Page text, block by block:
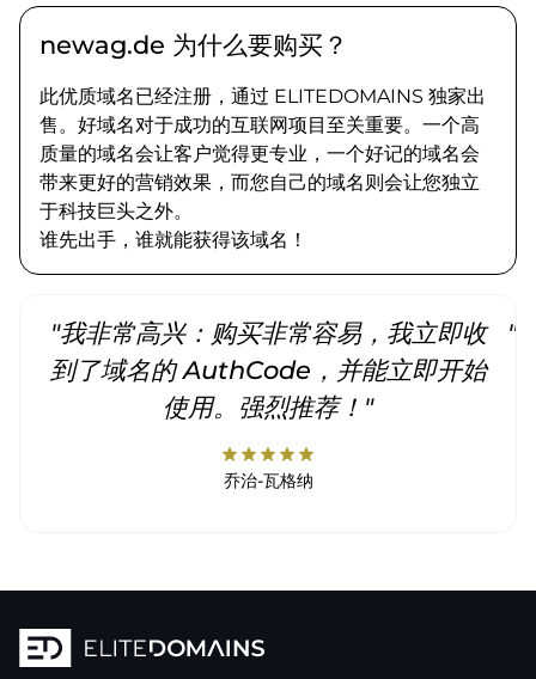
newag.de 为什么要购买？
此优质域名已经注册，通过 ELITEDOMAINS 独家出
售。好域名对于成功的互联网项目至关重要。一个高
质量的域名会让客户觉得更专业，一个好记的域名会
带来更好的营销效果，而您自己的域名则会让您独立
于科技巨头之外。
谁先出手，谁就能获得该域名！
"我非常高兴：购买非常容易，我立即收
到了域名的 AuthCode，并能立即开始
使用。强烈推荐！"
starstarstarstarstar
乔治-瓦格纳
"